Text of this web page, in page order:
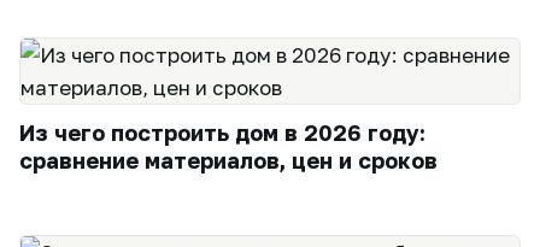
Из чего построить дом в 2026 году:
сравнение материалов, цен и сроков